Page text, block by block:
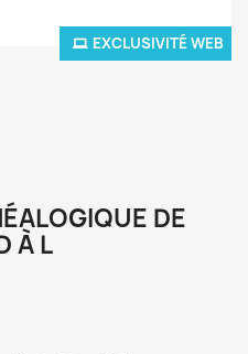
EXCLUSIVITÉ WEB
DE
À L